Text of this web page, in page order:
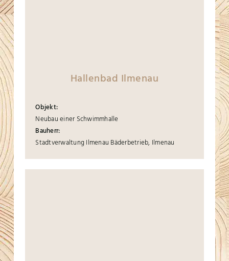
Hallenbad Ilmenau
Objekt:
Neubau einer Schwimmhalle
Bauherr:
Stadtverwaltung Ilmenau Bäderbetrieb, Ilmenau